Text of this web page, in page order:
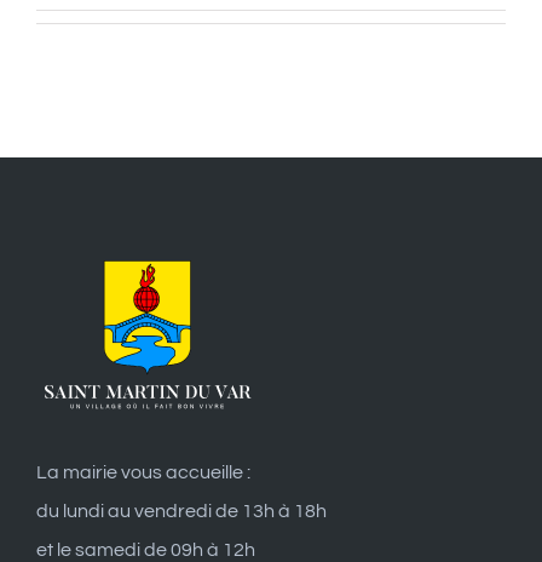
La mairie vous accueille :
du lundi au vendredi de 13h à 18h
et le samedi de 09h à 12h